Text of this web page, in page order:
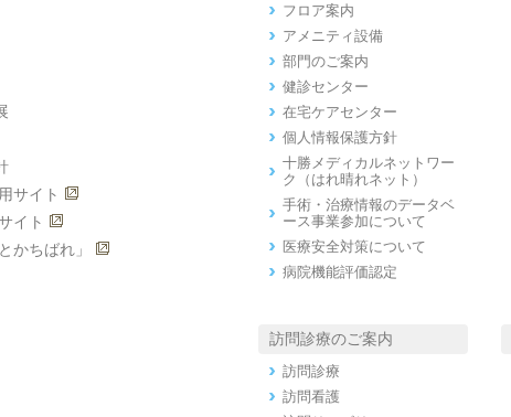
サイト
イト
かちばれ」
フロア案内
アメニティ設備
部門のご案内
健診センター
在宅ケアセンター
個人情報保護方針
十勝メディカルネットワー
ク（はれ晴れネット）
手術・治療情報のデータベ
ース事業参加について
医療安全対策について
病院機能評価認定
訪問診療のご案内
訪問診療
訪問看護